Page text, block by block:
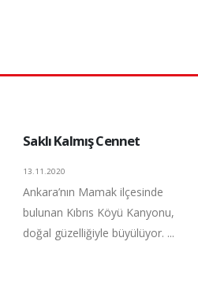
Saklı Kalmış Cennet
13.11.2020
Ankara’nın Mamak ilçesinde
bulunan Kıbrıs Köyü Kanyonu,
doğal güzelliğiyle büyülüyor. ...